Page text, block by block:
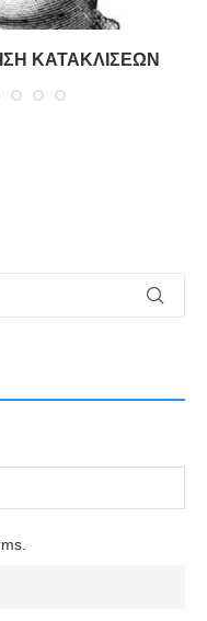
ΚΑΤΑΚΛΙΣΕΩΝ